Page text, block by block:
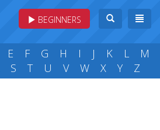
BEGINNERS
E F G H I J K L
M
S T U V W X Y Z